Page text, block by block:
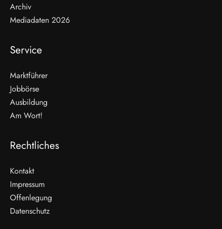
WEITERLESEN
Nicht verpassen
Archiv
Mediadaten 2026
Service
Marktführer
Jobbörse
Ausbildung
Am Wort!
Rechtliches
Kontakt
Impressum
Offenlegung
Datenschutz